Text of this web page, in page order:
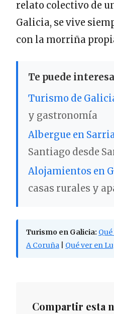
relato colectivo de
Galicia, se vive
con la morriña
Te puede
Turismo de
y gastronomía
Albergue en
Santiago desde
Alojamientos en
casas rurales y
Turismo en Galicia:
A Coruña
Qué ver en
Compartir esta